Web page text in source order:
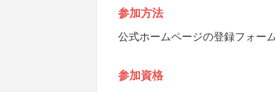
参加方法
公式ホームページの登録フォー
参加資格